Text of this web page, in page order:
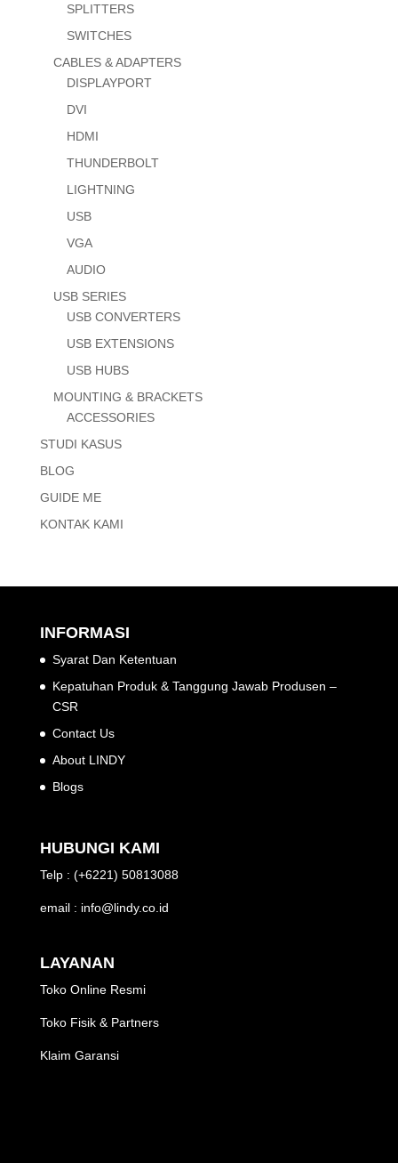
SPLITTERS
SWITCHES
CABLES & ADAPTERS
DISPLAYPORT
DVI
HDMI
THUNDERBOLT
LIGHTNING
USB
VGA
AUDIO
USB SERIES
USB CONVERTERS
USB EXTENSIONS
USB HUBS
MOUNTING & BRACKETS
ACCESSORIES
STUDI KASUS
BLOG
GUIDE ME
KONTAK KAMI
INFORMASI
Syarat Dan Ketentuan
Kepatuhan Produk & Tanggung Jawab Produsen –
CSR
Contact Us
About LINDY
Blogs
HUBUNGI KAMI
Telp : (+6221) 50813088
email : info@lindy.co.id
LAYANAN
Toko Online Resmi
Toko Fisik & Partners
Klaim Garansi